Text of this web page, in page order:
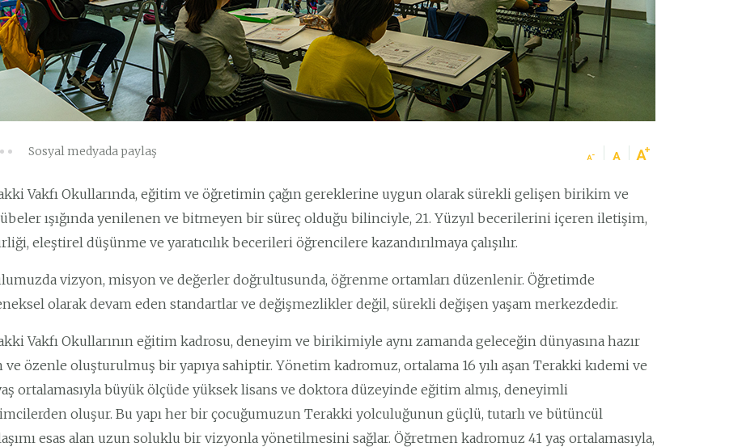
Sosyal medyada paylaş
Vakfı Okullarında, eğitim ve öğretimin çağın gereklerine uygun olarak sürekli gelişen birikim ve
ışığında yenilenen ve bitmeyen bir süreç olduğu bilinciyle, 21. Yüzyıl becerilerini içeren iletişim,
eleştirel düşünme ve yaratıcılık becerileri öğrencilere kazandırılmaya çalışılır.
vizyon, misyon ve değerler doğrultusunda, öğrenme ortamları düzenlenir. Öğretimde
olarak devam eden standartlar ve değişmezlikler değil, sürekli değişen yaşam merkezdedir.
Vakfı Okullarının eğitim kadrosu, deneyim ve birikimiyle aynı zamanda geleceğin dünyasına hazır
ve özenle oluşturulmuş bir yapıya sahiptir. Yönetim kadromuz, ortalama 16 yılı aşan Terakki kıdemi ve
ortalamasıyla büyük ölçüde yüksek lisans ve doktora düzeyinde eğitim almış, deneyimli
oluşur. Bu yapı her bir çocuğumuzun Terakki yolculuğunun güçlü, tutarlı ve bütüncül
esas alan uzun soluklu bir vizyonla yönetilmesini sağlar. Öğretmen kadromuz 41 yaş ortalamasıyla,